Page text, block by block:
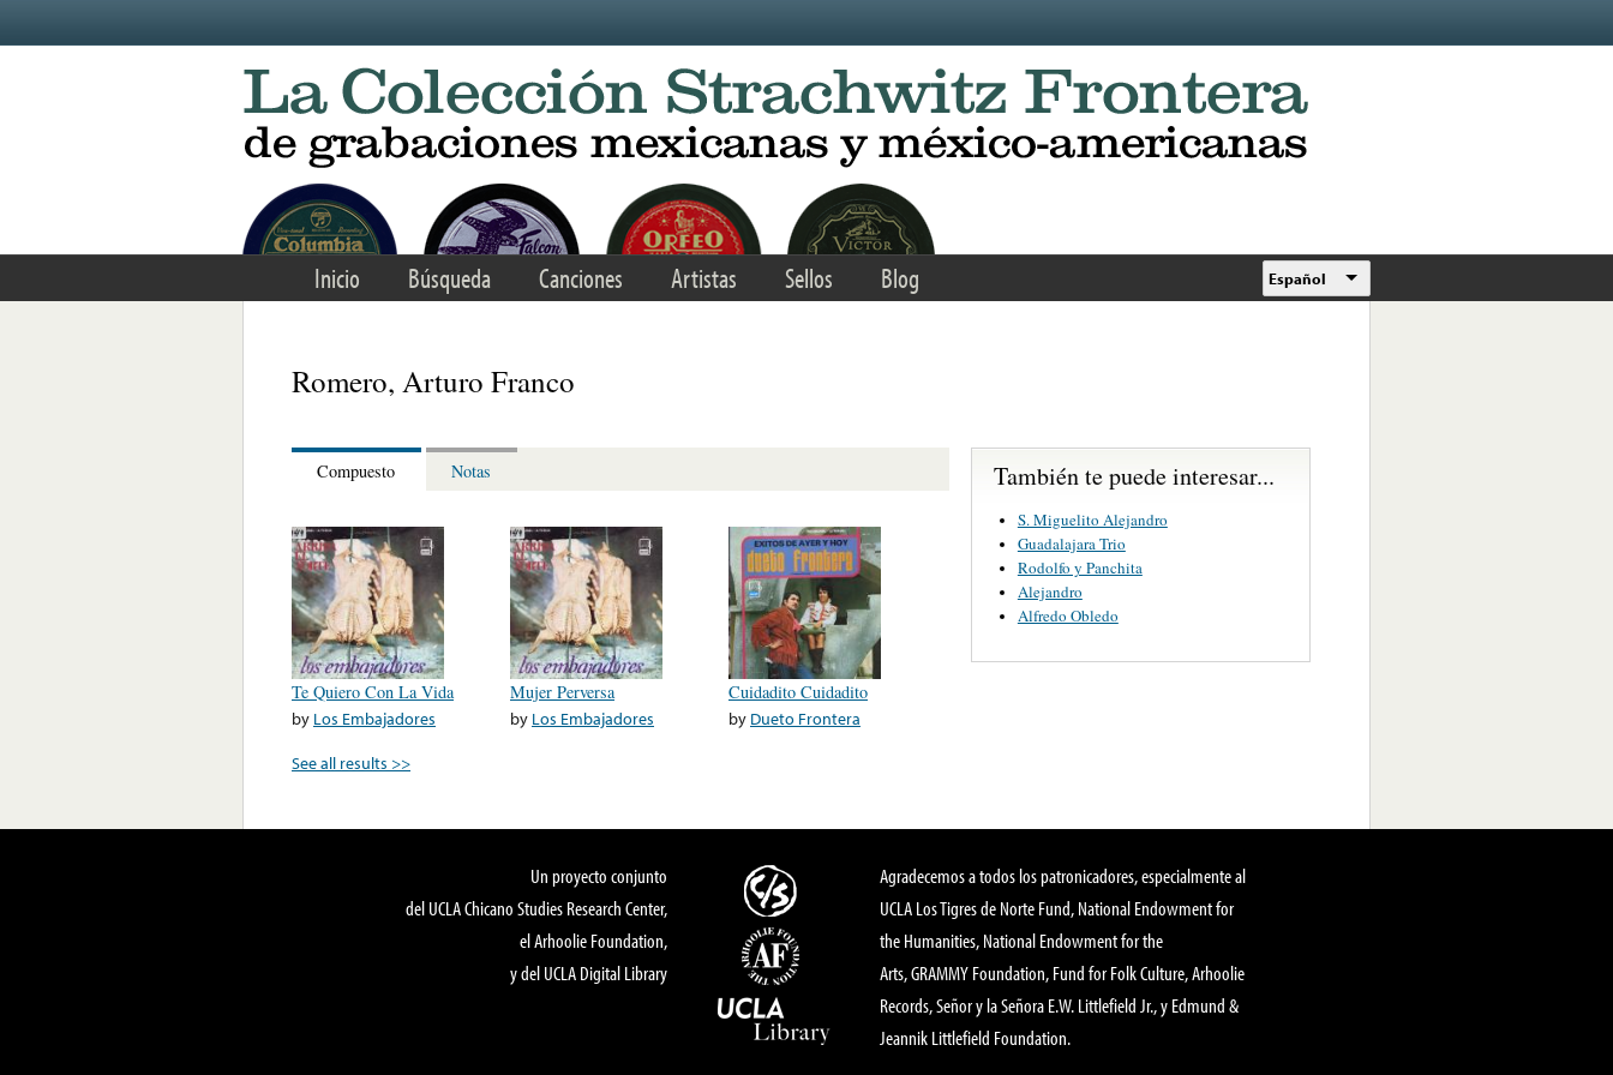
Inicio Búsqueda Canciones Artistas Sellos Blog Español
Romero, Arturo Franco
Compuesto Notas
Te Quiero Con La Vida
by Los Embajadores
Mujer Perversa
by Los Embajadores
Cuidadito Cuidadito
by Dueto Frontera
See all results >>
También te puede interesar...
S. Miguelito Alejandro
Guadalajara Trio
Rodolfo y Panchita
Alejandro
Alfredo Obledo
Un proyecto conjunto
del UCLA Chicano Studies Research Center,
el Arhoolie Foundation,
y del UCLA Digital Library
Agradecemos a todos los patronicadores, especialmente al
UCLA Los Tigres de Norte Fund, National Endowment for
the Humanities, National Endowment for the
Arts, GRAMMY Foundation, Fund for Folk Culture, Arhoolie
Records, Señor y la Señora E.W. Littlefield Jr., y Edmund &
Jeannik Littlefield Foundation.